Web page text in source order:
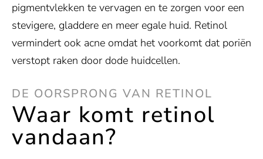
pigmentvlekken te vervagen en te zorgen voor een
stevigere, gladdere en meer egale huid. Retinol
vermindert ook acne omdat het voorkomt dat poriën
verstopt raken door dode huidcellen.
DE OORSPRONG VAN RETINOL
Waar komt retinol
vandaan?